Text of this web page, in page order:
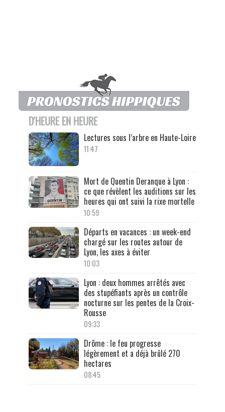
D'HEURE EN HEURE
Lectures sous l’arbre en Haute-Loire
11:47
Mort de Quentin Deranque à Lyon :
ce que révèlent les auditions sur les
heures qui ont suivi la rixe mortelle
10:59
Départs en vacances : un week-end
chargé sur les routes autour de
Lyon, les axes à éviter
10:03
Lyon : deux hommes arrêtés avec
des stupéfiants après un contrôle
nocturne sur les pentes de la Croix-
Rousse
09:33
Drôme : le feu progresse
légèrement et a déjà brûlé 270
hectares
08:45